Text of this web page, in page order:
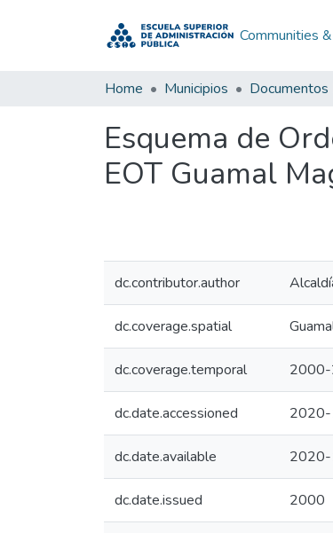
Communities
Home Municipios Documentos
Esquema de
EOT Guamal
dc.contributor.author
dc.coverage.spatial
dc.coverage.temporal
dc.date.accessioned
dc.date.available
dc.date.issued 2000